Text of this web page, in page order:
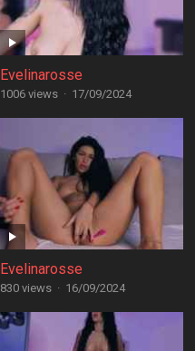
Evelinarosse
1006 views · 17/09/2024
Evelinarosse
830 views · 16/09/2024